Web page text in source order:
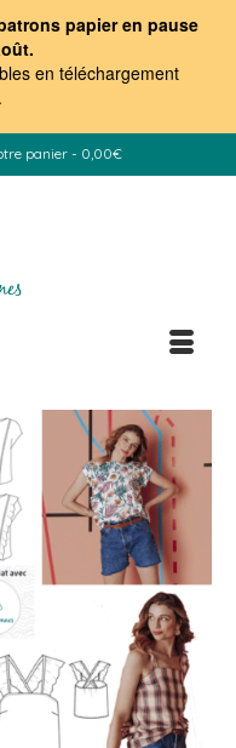
papier en pause
en téléchargement
.
panier - 0,00€